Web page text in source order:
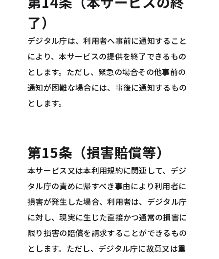
了）
デジタル庁は、利用者へ事前に通知すること
により、本サービスの提供を終了できるもの
とします。ただし、緊急の場合その他事前の
通知が困難な場合には、事後に通知するもの
とします。
第15条（損害賠償等）
本サービス又は本利用規約に関連して、デジ
タル庁の責めに帰すべき事由により利用者に
損害が発生した場合、利用者は、デジタル庁
に対し、現実に生じた直接かつ通常の損害に
限り損害の賠償を請求することができるもの
とします。ただし、デジタル庁に故意又は重